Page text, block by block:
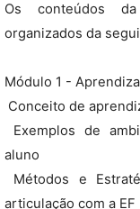
Os conteúdos
organizados da
Módulo 1 -
 Conceito de
 Exemplos de
aluno
 Métodos e
articulação com a EF